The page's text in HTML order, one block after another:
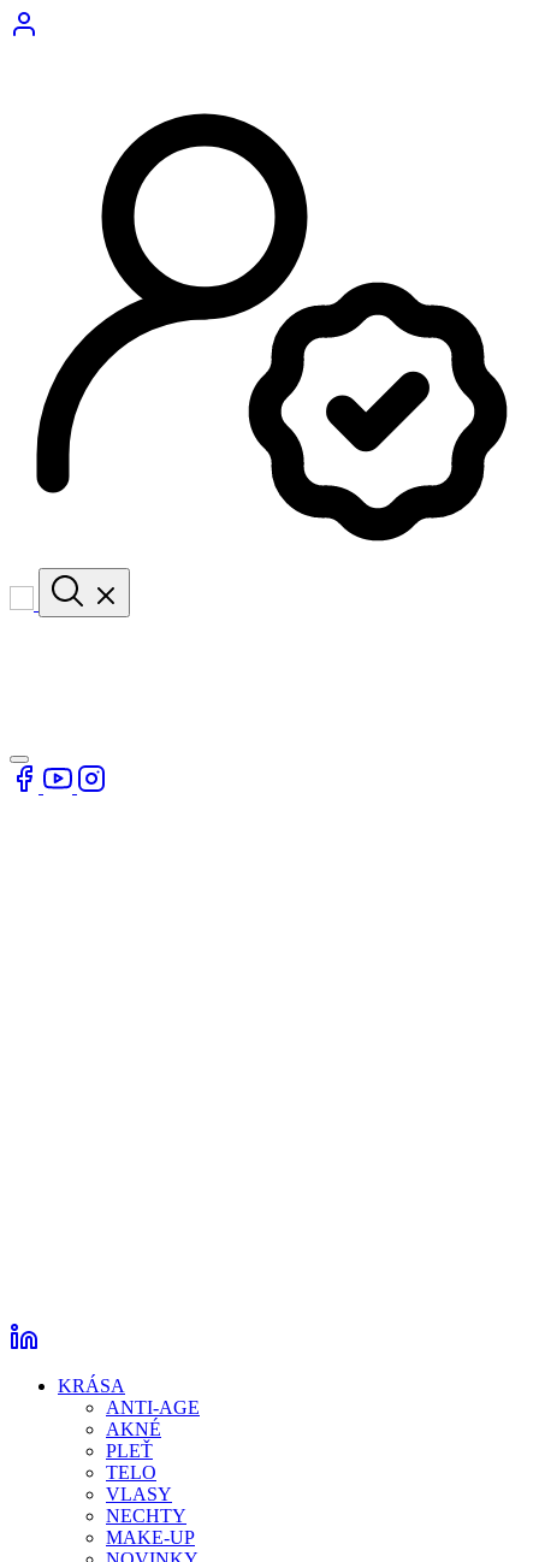
KRÁSA
ANTI-AGE
AKNÉ
PLEŤ
TELO
VLASY
NECHTY
MAKE-UP